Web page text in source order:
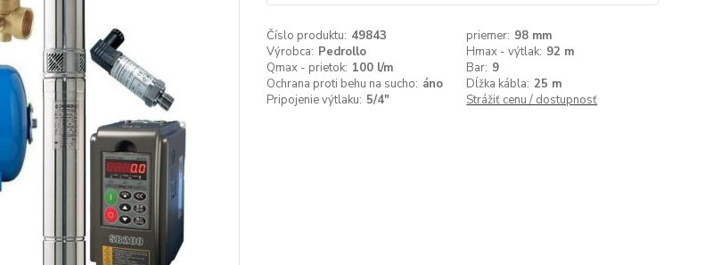
Číslo produktu: 49843 priemer: 98 mm
Výrobca: Pedrollo Hmax - výtlak: 92 m
Qmax - prietok: 100 l/m Bar: 9
Ochrana proti behu na sucho: áno Dĺžka kábla: 25 m
Pripojenie výtlaku: 5/4" Strážiť cenu / dostupnosť